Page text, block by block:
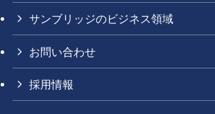
サンブリッジのビジネス領域
お問い合わせ
採用情報